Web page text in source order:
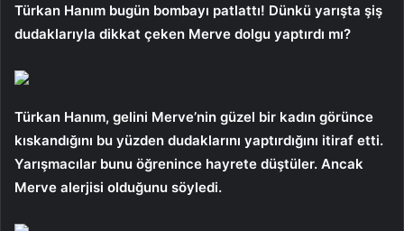
Türkan Hanım bugün bombayı patlattı! Dünkü yarışta şiş
dudaklarıyla dikkat çeken Merve dolgu yaptırdı mı?
Türkan Hanım, gelini Merve’nin güzel bir kadın görünce
kıskandığını bu yüzden dudaklarını yaptırdığını itiraf etti.
Yarışmacılar bunu öğrenince hayrete düştüler. Ancak
Merve alerjisi olduğunu söyledi.